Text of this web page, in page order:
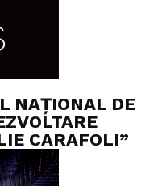
NAȚIONAL DE
CARAFOLI”